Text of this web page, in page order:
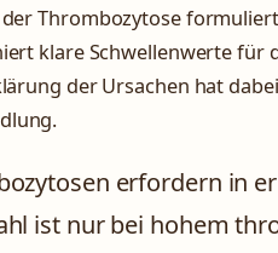
Thrombozytose
klare Schwellenwerte für
der Ursachen hat
erfordern in
ist nur bei hohem